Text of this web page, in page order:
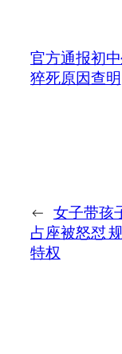
官方通报初
猝死原因查明
← 女子带孩
占座被怒怼
特权